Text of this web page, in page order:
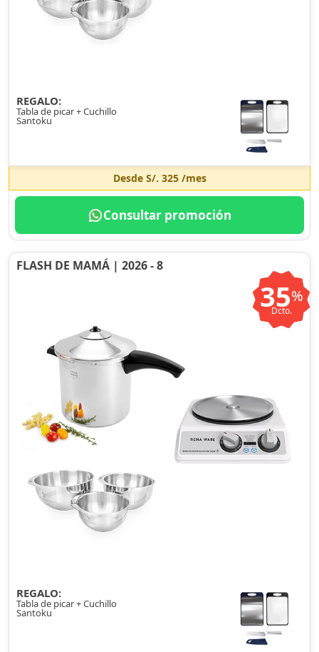
REGALO:
Tabla de picar + Cuchillo
Santoku
Desde S/. 325/mes
Consultar promoción
FLASH DE MAMÁ | 2026 - 8
35%
Dcto.
REGALO:
Tabla de picar + Cuchillo
Santoku